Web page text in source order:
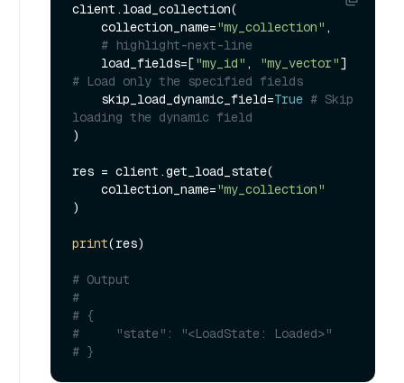
client.load_collection(
    collection_name=
"my_collection" ,
# highlight-next-line
    load_fields=[
"my_id" , "my_vector"
# Load only the specified fields
    skip_load_dynamic_field=
True # Skip
loading the dynamic field
)
res = client.get_load_state(
    collection_name=
"my_collection"
)
print(res)
# Output
#
# {
#     "state": "<LoadState: Loaded>"
# }